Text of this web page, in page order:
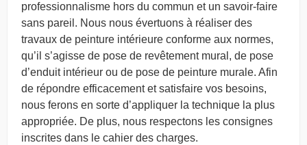
professionnalisme hors du commun et un savoir-faire
sans pareil. Nous nous évertuons à réaliser des
travaux de peinture intérieure conforme aux normes,
qu’il s’agisse de pose de revêtement mural, de pose
d’enduit intérieur ou de pose de peinture murale. Afin
de répondre efficacement et satisfaire vos besoins,
nous ferons en sorte d’appliquer la technique la plus
appropriée. De plus, nous respectons les consignes
inscrites dans le cahier des charges.